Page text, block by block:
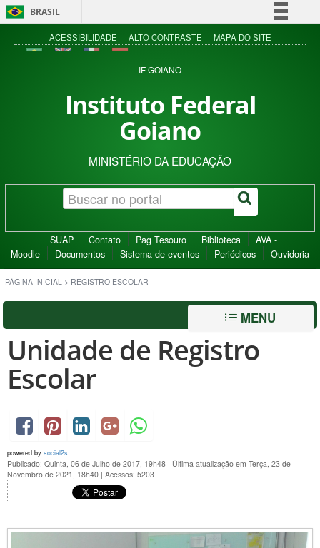
BRASIL
Simplifique!
Acesso à informação
ACESSIBILIDADE ALTO CONTRASTE MAPA DO SITE
IF GOIANO
Instituto Federal
Goiano
MINISTÉRIO DA EDUCAÇÃO
SUAP Contato Pag Tesouro Biblioteca
AVA -
Moodle
Documentos Sistema de eventos Periódicos Ouvidoria
PÁGINA INICIAL > REGISTRO ESCOLAR
MENU
Unidade de Registro
Escolar
powered by social2s
Publicado: Quinta, 06 de Julho de 2017, 19h48 | Última atualização em Terça, 23 de
Novembro de 2021, 18h40 | Acessos: 5203